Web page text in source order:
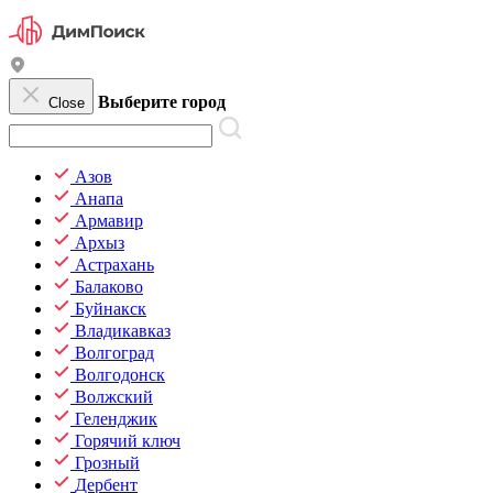
Close Выберите город
Азов
Анапа
Армавир
Архыз
Астрахань
Балаково
Буйнакск
Владикавказ
Волгоград
Волгодонск
Волжский
Геленджик
Горячий ключ
Грозный
Дербент